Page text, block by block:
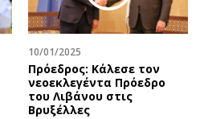
Προσωπικότητες στην ''Κ''
Επιστολές
10/01/2025
Πρόεδρος: Κάλεσε τον
νεοεκλεγέντα Πρόεδρο
του Λιβάνου στις
Βρυξέλλες